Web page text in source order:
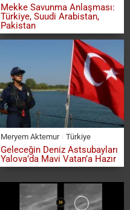
Mekke Savunma Anlaşması:
Türkiye, Suudi Arabistan,
Pakistan
Meryem Aktemur Türkiye
Geleceğin Deniz Astsubayları
Yalova’da Mavi Vatan’a Hazır